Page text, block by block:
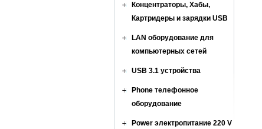
Концентраторы, Хабы,
Картридеры и зарядки USB
LAN оборудование для
компьютерных сетей
USB 3.1 устройства
Phone телефонное
оборудование
Power электропитание 220 V